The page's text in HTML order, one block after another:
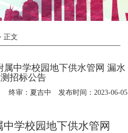
正文
属中学校园地下供水管网 漏水
招标公告
终审：夏吉中 发布时间：2023-06-05
学校园地下供水管网